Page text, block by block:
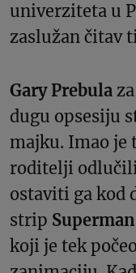
univerziteta u
zaslužan čitav
Gary Prebula
dugu opsesiju
majku. Imao je
roditelji
ostaviti ga kod
strip Superman
koji je tek